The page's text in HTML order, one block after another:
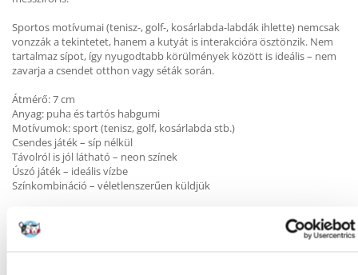
Sportos motívumai (tenisz-, golf-, kosárlabda-labdák ihlette) nemcsak
vonzzák a tekintetet, hanem a kutyát is interakcióra ösztönzik. Nem
tartalmaz sípot, így nyugodtabb körülmények között is ideális – nem
zavarja a csendet otthon vagy séták során.
Átmérő: 7 cm
Anyag: puha és tartós habgumi
Motívumok: sport (tenisz, golf, kosárlabda stb.)
Csendes játék – síp nélkül
Távolról is jól látható – neon színek
Úszó játék – ideális vízbe
Színkombináció – véletlenszerűen küldjük
Kiválóan alkalmas apportírozásra szárazföldön és vízben egyaránt